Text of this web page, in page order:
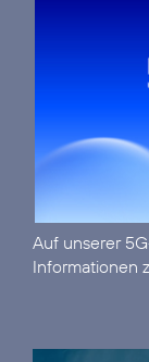
Auf unserer
Informationen